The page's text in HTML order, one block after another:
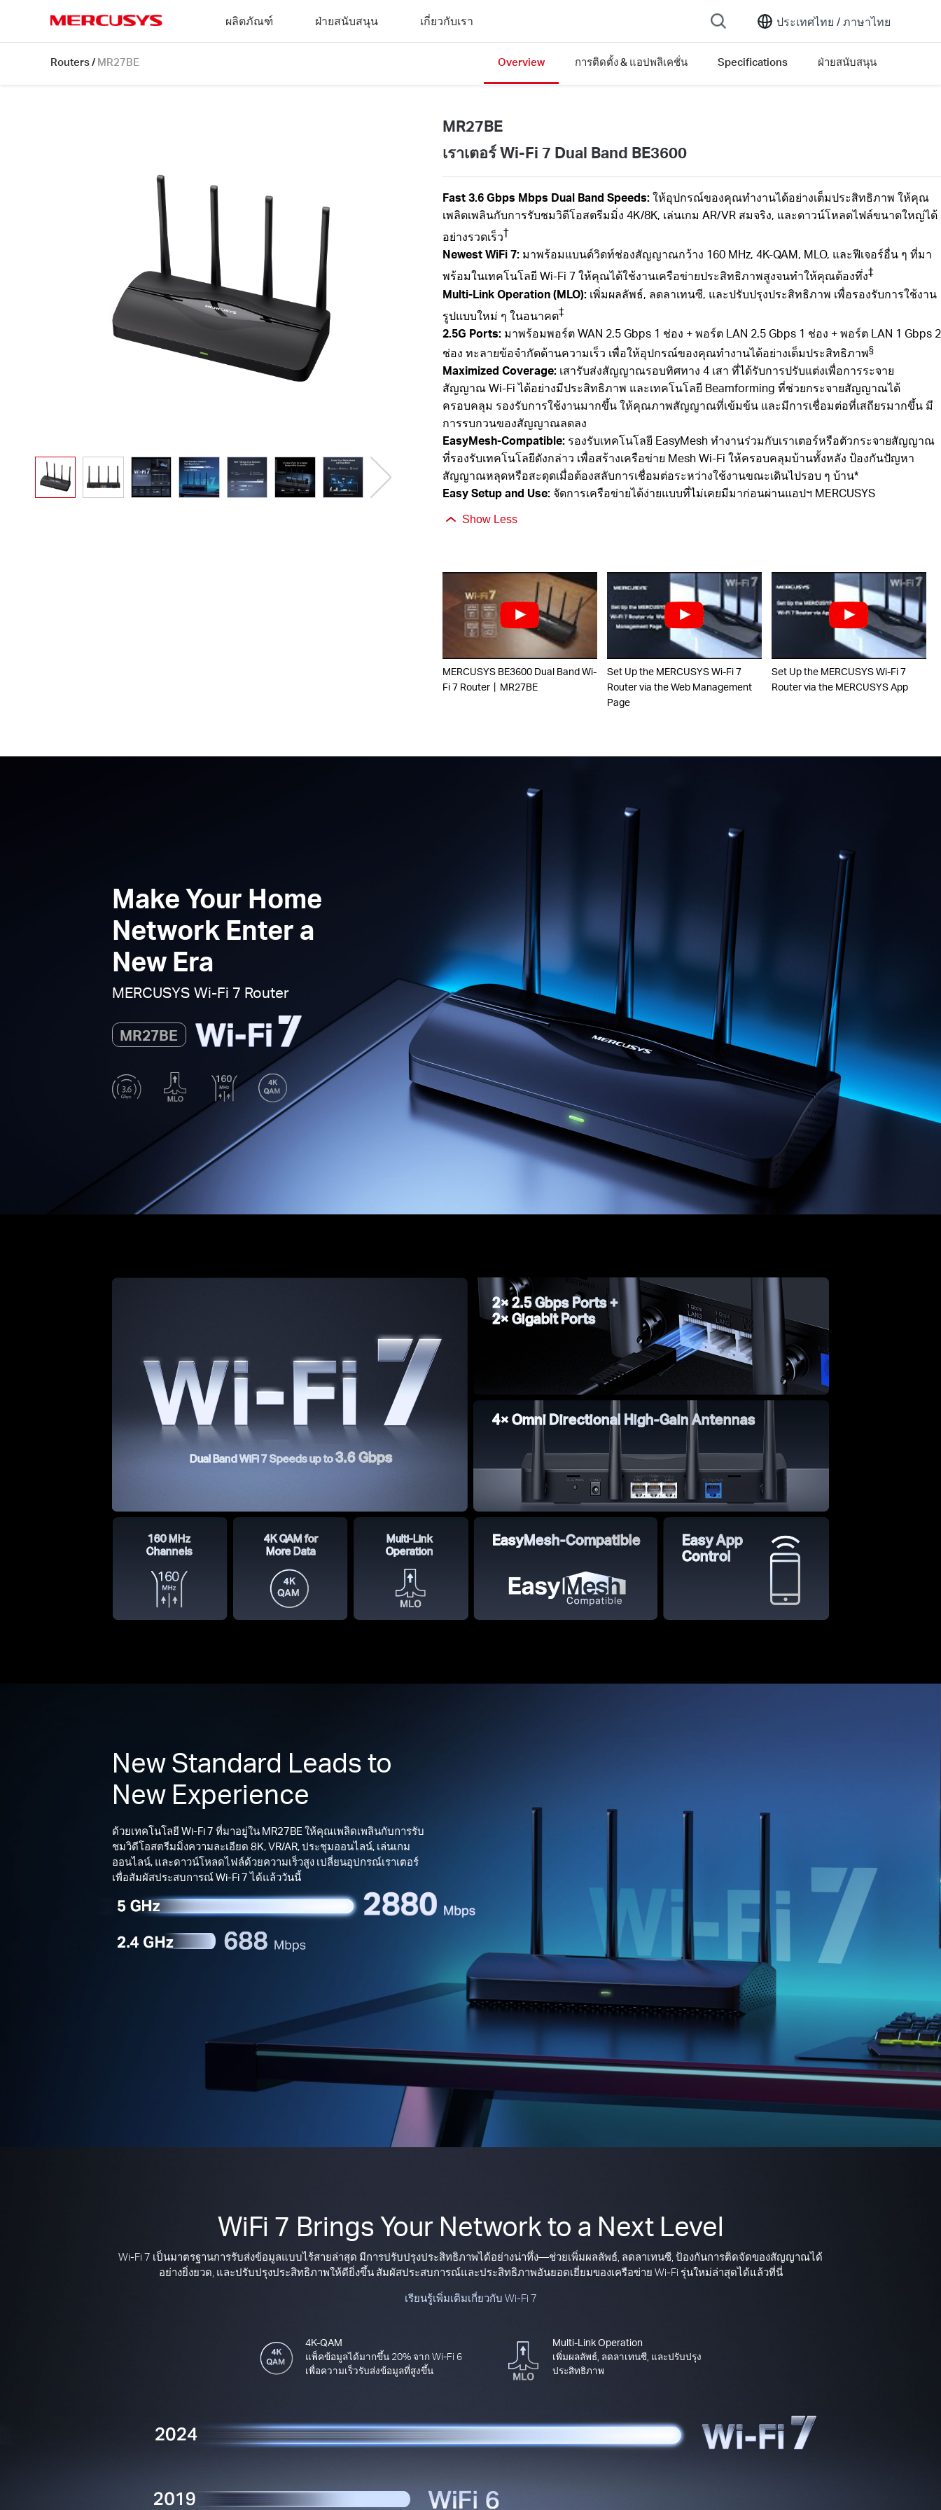
ประเทศไทย /ภาษาไทย
ผลิตภัณฑ์ ฝ่ายสนับสนุน เกี่ยวกับเรา
Routers/ MR27BE Overview การติดตั้ง & แอปพลิเคชั่น Specifications ฝ่ายสนับสนุน
MR27BE
เราเตอร์ Wi-Fi 7 Dual Band BE3600
Fast 3.6Gbps Mbps Dual Band Speeds:ให้อุปกรณ์ของคุณทำงานได้อย่างเต็มประสิทธิภาพ ให้คุณ
เพลิดเพลินกับการรับชมวิดีโอสตรีมมิ่ง 4K/8K, เล่นเกม AR/VR สมจริง, และดาวน์โหลดไฟล์ขนาดใหญ่ได้
อย่างรวดเร็ว†
NewestWiFi7: มาพร้อมแบนด์วิดท์ช่องสัญญาณกว้าง 160 MHz, 4K-QAM, MLO, และฟีเจอร์อื่น ๆ ที่มา
พร้อมในเทคโนโลยี Wi-Fi 7 ให้คุณได้ใช้งานเครือข่ายประสิทธิภาพสูงจนทำให้คุณต้องทึ่ง‡
Multi-Link Operation (MLO):เพิ่มผลลัพธ์, ลดลาเทนซี, และปรับปรุงประสิทธิภาพ เพื่อรองรับการใช้งาน
รูปแบบใหม่ ๆ ในอนาคต‡
2.5G Ports:มาพร้อมพอร์ตWAN 2.5 Gbps 1 ช่อง + พอร์ต LAN 2.5 Gbps 1 ช่อง + พอร์ต LAN 1 Gbps 2
ช่อง ทะลายข้อจำกัดด้านความเร็ว เพื่อให้อุปกรณ์ของคุณทำงานได้อย่างเต็มประสิทธิภาพ§
Maximized Coverage: เสารับส่งสัญญาณรอบทิศทาง 4 เสา ที่ได้รับการปรับแต่งเพื่อการระจาย
สัญญาณWi-Fi ได้อย่างมีประสิทธิภาพ และเทคโนโลยี Beamforming ที่ช่วยกระจายสัญญาณได้
ครอบคลุม รองรับการใช้งานมากขึ้น ให้คุณภาพสัญญาณที่เข้มข้น และมีการเชื่อมต่อที่เสถียรมากขึ้น มี
การรบกวนของสัญญาณลดลง
EasyMesh-Compatible:รองรับเทคโนโลยี EasyMeshทำงานร่วมกับเราเตอร์หรือตัวกระจายสัญญาณ
ที่รองรับเทคโนโลยีดังกล่าว เพื่อสร้างเครือข่าย Mesh Wi-Fi ให้ครอบคลุมบ้านทั้งหลัง ป้องกันปัญหา
สัญญาณหลุดหรือสะดุดเมื่อต้องสลับการเชื่อมต่อระหว่างใช้งานขณะเดินไปรอบ ๆ บ้าน*
Easy Setup and Use:จัดการเครือข่ายได้ง่ายแบบที่ไม่เคยมีมาก่อนผ่านแอปฯ MERCUSYS
Show Less
MERCUSYS BE3600 Dual Band Wi-
Fi 7 Router丨MR27BE
Set Up the MERCUSYS Wi-Fi 7
Router via the Web Management
Page
Set Up the MERCUSYS Wi-Fi 7
Router via the MERCUSYS App
Make Your Home
Network Enter a
New Era
MERCUSYS Wi-Fi 7 Router
MR27BE
Dual Band WiFi 7 Speeds up to3.6 Gbps
160 MHz
Channels
4K QAM for
More Data
Multi-Link
Operation
2× 2.5 Gbps Ports +
2× Gigabit Ports
4× Omni Directional High-Gain Antennas
EasyMesh-Compatible
Easy App
Control
New Standard Leads to
New Experience
ด้วยเทคโนโลยี Wi-Fi 7 ที่มาอยู่ใน MR27BE ให้คุณเพลิดเพลินกับการรับ
ชมวิดีโอสตรีมมิ่งความละเอียด 8K, VR/AR, ประชุมออนไลน์, เล่นเกม
ออนไลน์, และดาวน์โหลดไฟล์ด้วยความเร็วสูง เปลี่ยนอุปกรณ์เราเตอร์
เพื่อสัมผัสประสบการณ์ Wi-Fi 7 ได้แล้ววันนี้
WiFi 7 Brings Your Network to a Next Level
Wi-Fi 7 เป็นมาตรฐานการรับส่งข้อมูลแบบไร้สายล่าสุด มีการปรับปรุงประสิทธิภาพได้อย่างน่าทึ่ง—ช่วยเพิ่มผลลัพธ์, ลดลาเทนซี, ป้องกันการติดจัดของสัญญาณได้
อย่างยิ่งยวด, และปรับปรุงประสิทธิภาพให้ดียิ่งขึ้น สัมผัสประสบการณ์และประสิทธิภาพอันยอดเยี่ยมของเครือข่าย Wi-Fi รุ่นใหม่ล่าสุดได้แล้วที่นี่
เรียนรู้เพิ่มเติมเกี่ยวกับ Wi-Fi 7
4K-QAM
แพ็คข้อมูลได้มากขึ้น 20% จาก Wi-Fi 6
เพื่อความเร็วรับส่งข้อมูลที่สูงขึ้น
Multi-Link Operation
เพิ่มผลลัพธ์, ลดลาเทนซี, และปรับปรุง
ประสิทธิภาพ